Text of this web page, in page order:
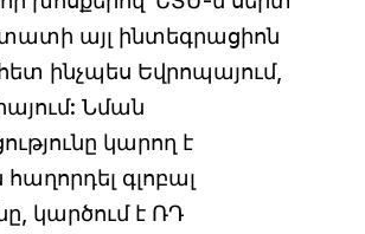
այլ ինտեգրացիոն
ինչպես Եվրոպայում,
Նման
կարող է
հաղորդել գլոբալ
կարծում է ՌԴ